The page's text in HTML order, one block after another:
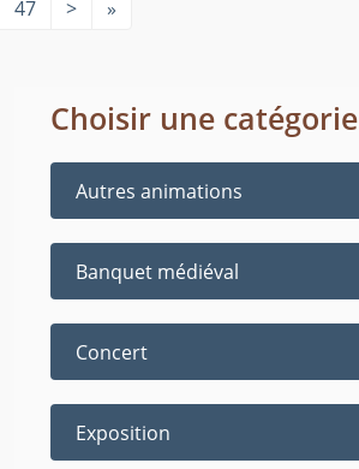
47
> »
Choisir une catégorie
Autres animations
Banquet médiéval
Concert
Exposition